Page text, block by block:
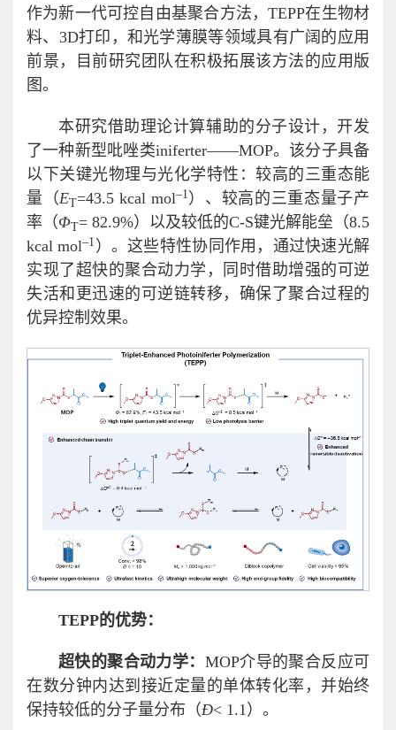
作为新一代可控自由基聚合方法，TEPP在生物材
料、3D打印，和光学薄膜等领域具有广阔的应用
前景，目前研究团队在积极拓展该方法的应用版
图。
本研究借助理论计算辅助的分子设计，开发
了一种新型吡唑类iniferter——MOP。该分子具备
以下关键光物理与光化学特性：较高的三重态能
量（ET=43.5 kcal mol–1 ）、较高的三重态量子产
率（ΦT= 82.9%）以及较低的C-S键光解能垒（8.5
kcal mol–1 ）。这些特性协同作用，通过快速光解
实现了超快的聚合动力学，同时借助增强的可逆
失活和更迅速的可逆链转移，确保了聚合过程的
优异控制效果。
TEPP的优势：
超快的聚合动力学： MOP介导的聚合反应可
在数分钟内达到接近定量的单体转化率，并始终
保持较低的分子量分布（Đ< 1.1）。